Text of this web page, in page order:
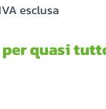
IVAesclusa
quasi